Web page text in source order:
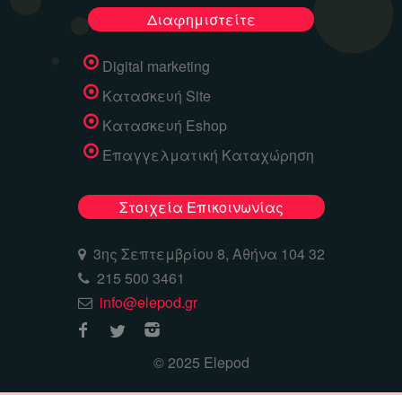
Διαφημιστείτε
Digital marketing
Κατασκευή Site
Κατασκευή Eshop
Επαγγελματική Καταχώρηση
Στοιχεία Επικοινωνίας
3ης Σεπτεμβρίου 8, Αθήνα 104 32
215 500 3461
info@elepod.gr
© 2025 Elepod